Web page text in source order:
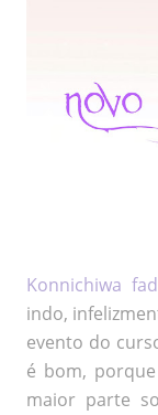
Konnichiwa
indo,
evento do
é bom,
maior parte